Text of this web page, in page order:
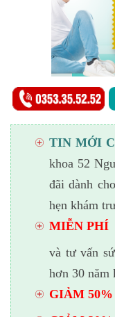
TIN MỚI
khoa 52
đãi dành
hẹn khám
MIỄN PHÍ
và tư vấn
hơn 30 năm
GIẢM 50%